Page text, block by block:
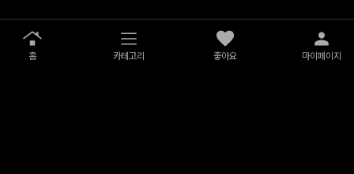
홈 카테고리 좋아요 마이페이지